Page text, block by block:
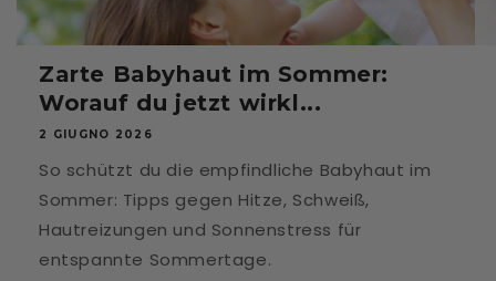
Zarte Babyhaut im Sommer:
Worauf du jetzt wirkl...
2 GIUGNO 2026
So schützt du die empfindliche Babyhaut im
Sommer: Tipps gegen Hitze, Schweiß,
Hautreizungen und Sonnenstress für
entspannte Sommertage.